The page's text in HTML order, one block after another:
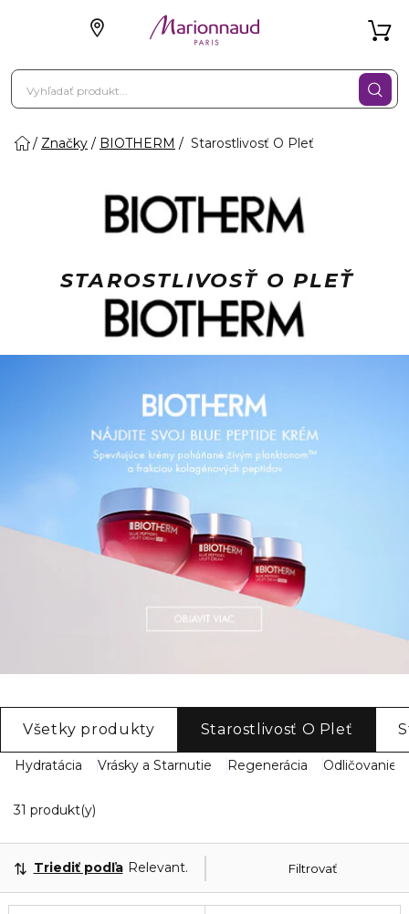
Značky BIOTHERM Starostlivosť O Pleť
STAROSTLIVOSŤ O PLEŤ
Všetky produkty Starostlivosť O Pleť
Hydratácia Vrásky a Starnutie Regenerácia Odličovanie
31 produkt(y)
Filtrovať
Triediť podľa Relevantnosť